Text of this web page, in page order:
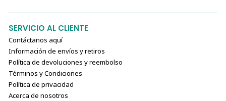
SERVICIO AL CLIENTE
Contáctanos aquí
Información de envíos y retiros
Política de devoluciones y reembolso
Términos y Condiciones
Política de privacidad
Acerca de nosotros